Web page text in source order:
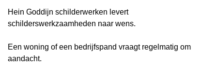
Hein Goddijn schilderwerken levert
schilderswerkzaamheden naar wens.
Een woning of een bedrijfspand vraagt regelmatig om
aandacht.